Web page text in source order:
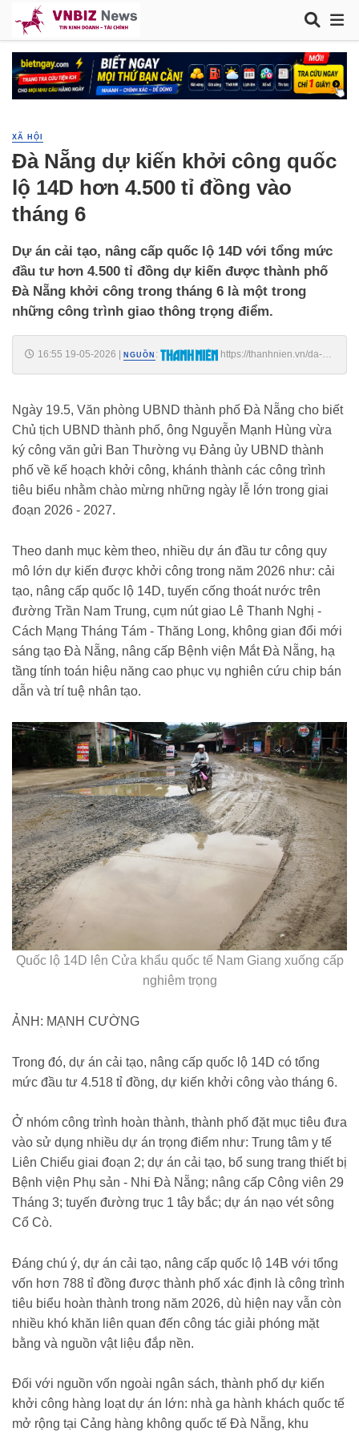
XÃ HỘI
Đà Nẵng dự kiến khởi công quốc
lộ 14D hơn 4.500 tỉ đồng vào
tháng 6
Dự án cải tạo, nâng cấp quốc lộ 14D với tổng mức
đầu tư hơn 4.500 tỉ đồng dự kiến được thành phố
Đà Nẵng khởi công trong tháng 6 là một trong
những công trình giao thông trọng điểm.
16:55 19-05-2026 NGUỒN :
https://thanhnien.vn/da-
Ngày 19.5, Văn phòng UBND thành phố Đà Nẵng cho biết
Chủ tịch UBND thành phố, ông Nguyễn Mạnh Hùng vừa
ký công văn gửi Ban Thường vụ Đảng ủy UBND thành
phố về kế hoạch khởi công, khánh thành các công trình
tiêu biểu nhằm chào mừng những ngày lễ lớn trong giai
đoạn 2026 - 2027.
Theo danh mục kèm theo, nhiều dự án đầu tư công quy
mô lớn dự kiến được khởi công trong năm 2026 như: cải
tạo, nâng cấp quốc lộ 14D, tuyến cống thoát nước trên
đường Trần Nam Trung, cụm nút giao Lê Thanh Nghị -
Cách Mạng Tháng Tám - Thăng Long, không gian đổi mới
sáng tạo Đà Nẵng, nâng cấp Bệnh viện Mắt Đà Nẵng, hạ
tầng tính toán hiệu năng cao phục vụ nghiên cứu chip bán
dẫn và trí tuệ nhân tạo.
Quốc lộ 14D lên Cửa khẩu quốc tế Nam Giang xuống cấp
nghiêm trọng
ẢNH: MẠNH CƯỜNG
Trong đó, dự án cải tạo, nâng cấp quốc lộ 14D có tổng
mức đầu tư 4.518 tỉ đồng, dự kiến khởi công vào tháng 6.
Ở nhóm công trình hoàn thành, thành phố đặt mục tiêu đưa
vào sử dụng nhiều dự án trọng điểm như: Trung tâm y tế
Liên Chiểu giai đoạn 2; dự án cải tạo, bổ sung trang thiết bị
Bệnh viện Phụ sản - Nhi Đà Nẵng; nâng cấp Công viên 29
Tháng 3; tuyến đường trục 1 tây bắc; dự án nạo vét sông
Cổ Cò.
Đáng chú ý, dự án cải tạo, nâng cấp quốc lộ 14B với tổng
vốn hơn 788 tỉ đồng được thành phố xác định là công trình
tiêu biểu hoàn thành trong năm 2026, dù hiện nay vẫn còn
nhiều khó khăn liên quan đến công tác giải phóng mặt
bằng và nguồn vật liệu đắp nền.
Đối với nguồn vốn ngoài ngân sách, thành phố dự kiến
khởi công hàng loạt dự án lớn: nhà ga hành khách quốc tế
mở rộng tại Cảng hàng không quốc tế Đà Nẵng, khu